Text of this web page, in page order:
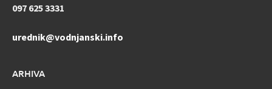
097 625 3331
urednik@vodnjanski.info
ARHIVA